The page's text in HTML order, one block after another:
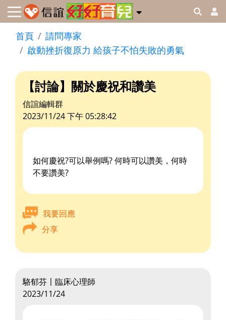
首頁
請問專家
啟動挫折復原力 給孩子不怕失敗的勇氣
【討論】關於慶祝和讚美
信誼編輯群
2023/11/24 下午 05:28:42
如何慶祝?可以舉例嗎? 何時可以讚美，何時
不要讚美?
我要回應
分享
駱郁芬〡臨床心理師
2023/11/24